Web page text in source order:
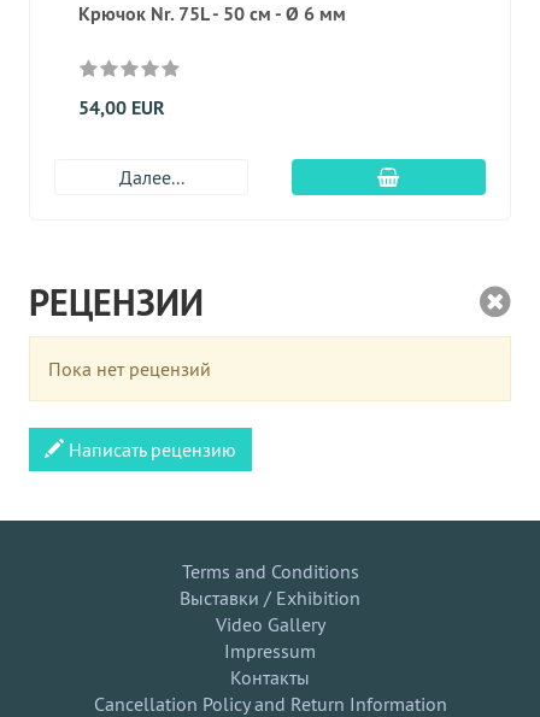
Крючок Nr. 75L - 50 см - Ø 6 мм
54,00 EUR
Далее... Добавить в
РЕЦЕНЗИИ
Пока нет рецензий
Написать рецензию
Terms and Conditions
Выставки / Exhibition
Video Gallery
Impressum
Контакты
Cancellation Policy and Return Information